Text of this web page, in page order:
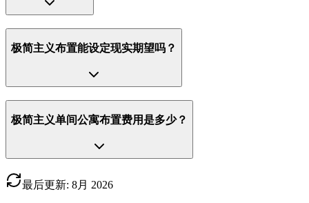
极简主义布置能设定现实期望吗？
极简主义单间公寓布置费用是多少？
最后更新: 8月 2026